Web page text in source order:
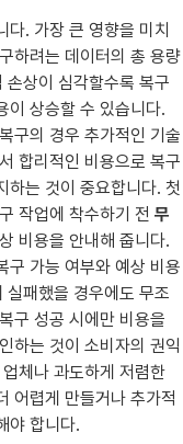
다. 가장 큰 영향을 미치
하려는 데이터의 총 용량
손상이 심각할수록 복구
이 상승할 수 있습니다.
구의 경우 추가적인 기술
합리적인 비용으로 복구
하는 것이 중요합니다. 첫
작업에 착수하기 전 무
비용을 안내해 줍니다.
구 가능 여부와 예상 비용
패했을 경우에도 무조
구 성공 시에만 비용을
하는 것이 소비자의 권익
체나 과도하게 저렴한
어렵게 만들거나 추가적
야 합니다.